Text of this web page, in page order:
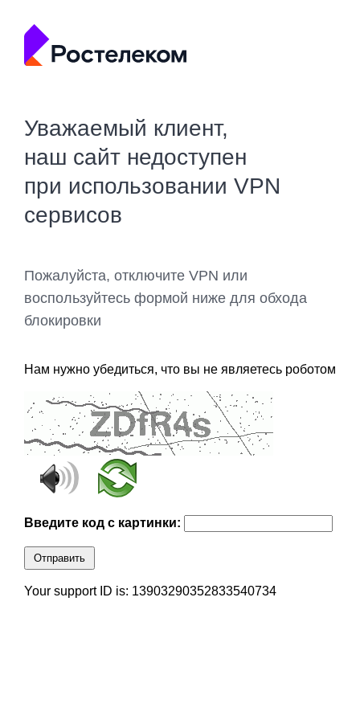
Уважаемый клиент,
наш сайт недоступен
при использовании VPN
сервисов
Пожалуйста, отключите VPN или
воспользуйтесь формой ниже для обхода
блокировки
Нам нужно убедиться, что вы не являетесь роботом
Введите код с картинки:
Отправить
Your support ID is: 13903290352833540734